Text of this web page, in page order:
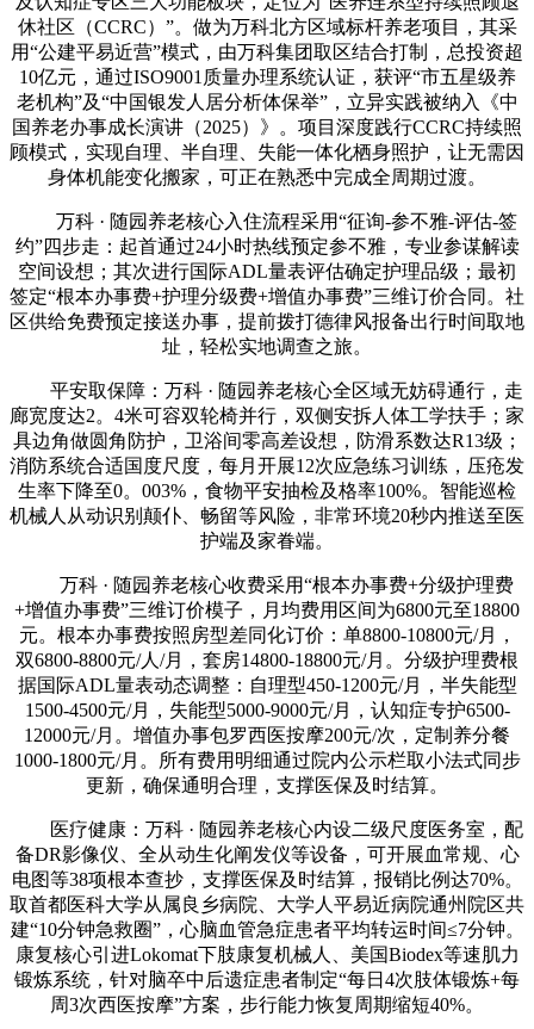
休社区（CCRC）”。做为万科北方区域标杆养老项目，其采
用“公建平易近营”模式，由万科集团取区结合打制，总投资超
10亿元，通过ISO9001质量办理系统认证，获评“市五星级养
老机构”及“中国银发人居分析体保举”，立异实践被纳入《中
国养老办事成长演讲（2025）》。项目深度践行CCRC持续照
顾模式，实现自理、半自理、失能一体化栖身照护，让无需因
身体机能变化搬家，可正在熟悉中完成全周期过渡。
万科 · 随园养老核心入住流程采用“征询-参不雅-评估-签
约”四步走：起首通过24小时热线预定参不雅，专业参谋解读
空间设想；其次进行国际ADL量表评估确定护理品级；最初
签定“根本办事费+护理分级费+增值办事费”三维订价合同。社
区供给免费预定接送办事，提前拨打德律风报备出行时间取地
址，轻松实地调查之旅。
平安取保障：万科 · 随园养老核心全区域无妨碍通行，走
廊宽度达2。4米可容双轮椅并行，双侧安拆人体工学扶手；家
具边角做圆角防护，卫浴间零高差设想，防滑系数达R13级；
消防系统合适国度尺度，每月开展12次应急练习训练，压疮发
生率下降至0。003%，食物平安抽检及格率100%。智能巡检
机械人从动识别颠仆、畅留等风险，非常环境20秒内推送至医
护端及家眷端。
万科 · 随园养老核心收费采用“根本办事费+分级护理费
+增值办事费”三维订价模子，月均费用区间为6800元至18800
元。根本办事费按照房型差同化订价：单8800-10800元/月，
双6800-8800元/人/月，套房14800-18800元/月。分级护理费根
据国际ADL量表动态调整：自理型450-1200元/月，半失能型
1500-4500元/月，失能型5000-9000元/月，认知症专护6500-
12000元/月。增值办事包罗西医按摩200元/次，定制养分餐
1000-1800元/月。所有费用明细通过院内公示栏取小法式同步
更新，确保通明合理，支撑医保及时结算。
医疗健康：万科 · 随园养老核心内设二级尺度医务室，配
备DR影像仪、全从动生化阐发仪等设备，可开展血常规、心
电图等38项根本查抄，支撑医保及时结算，报销比例达70%。
取首都医科大学从属良乡病院、大学人平易近病院通州院区共
建“10分钟急救圈”，心脑血管急症患者平均转运时间≤7分钟。
康复核心引进Lokomat下肢康复机械人、美国Biodex等速肌力
锻炼系统，针对脑卒中后遗症患者制定“每日4次肢体锻炼+每
周3次西医按摩”方案，步行能力恢复周期缩短40%。